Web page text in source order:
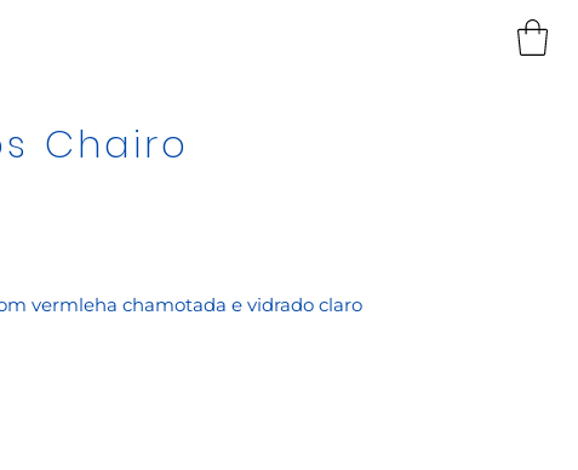
Chairo
vermleha chamotada e vidrado claro